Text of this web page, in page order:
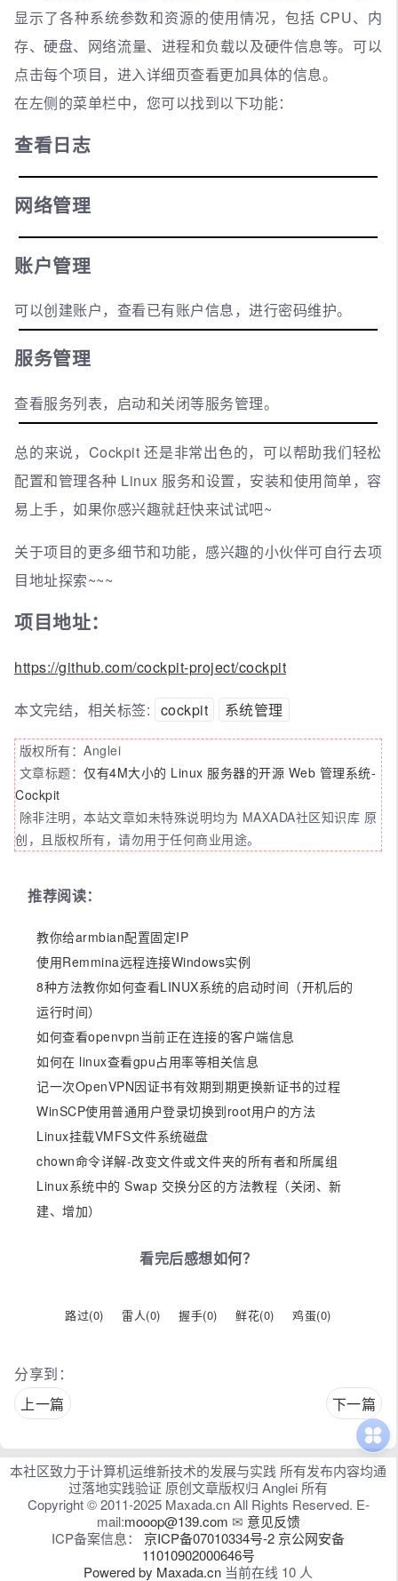
显示了各种系统参数和资源的使用情况，包括 CPU、内
存、硬盘、网络流量、进程和负载以及硬件信息等。可以
点击每个项目，进入详细页查看更加具体的信息。
在左侧的菜单栏中，您可以找到以下功能：
查看日志
网络管理
账户管理
可以创建账户，查看已有账户信息，进行密码维护。
服务管理
查看服务列表，启动和关闭等服务管理。
总的来说，Cockpit 还是非常出色的，可以帮助我们轻松
配置和管理各种 Linux 服务和设置，安装和使用简单，容
易上手，如果你感兴趣就赶快来试试吧~
关于项目的更多细节和功能，感兴趣的小伙伴可自行去项
目地址探索~~~
项目地址：
https://github.com/cockpit-project/cockpit
本文完结，相关标签: cockpit 系统管理
版权所有：Anglei
文章标题： 仅有4M大小的 Linux 服务器的开源 Web 管理系统-
Cockpit
除非注明，本站文章如未特殊说明均为 MAXADA社区知识库 原
创，且版权所有，请勿用于任何商业用途。
推荐阅读：
教你给armbian配置固定IP
使用Remmina远程连接Windows实例
8种方法教你如何查看LINUX系统的启动时间（开机后的
运行时间）
如何查看openvpn当前正在连接的客户端信息
如何在 linux查看gpu占用率等相关信息
记一次OpenVPN因证书有效期到期更换新证书的过程
WinSCP使用普通用户登录切换到root用户的方法
Linux挂载VMFS文件系统磁盘
chown命令详解-改变文件或文件夹的所有者和所属组
Linux系统中的 Swap 交换分区的方法教程（关闭、新
建、增加）
看完后感想如何？
路过(0) 雷人(0) 握手(0) 鲜花(0) 鸡蛋(0)
分享到：
上一篇
下一篇
本社区致力于计算机运维新技术的发展与实践 所有发布内容均通
过落地实践验证 原创文章版权归 Anglei 所有
Copyright © 2011-2025 Maxada.cn All Rights Reserved. E-
mail:mooop@139.com ✉ 意见反馈
ICP备案信息：
京ICP备07010334号-2 京公网安备
11010902000646号
Powered by Maxada.cn 当前在线 10 人